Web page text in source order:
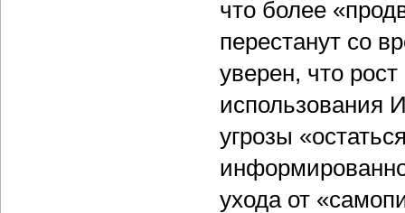
что более
перестанут со
уверен, что
использования
угрозы
ухода от